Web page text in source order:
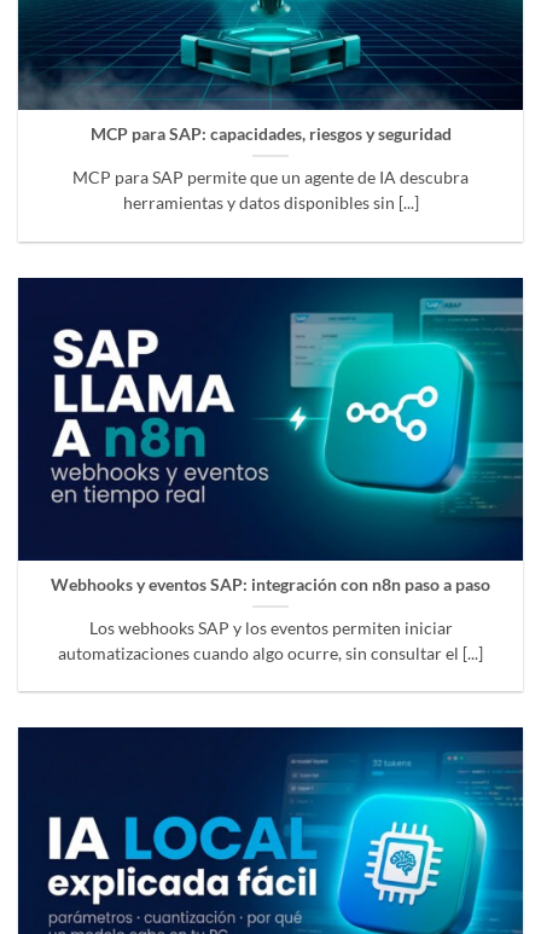
MCP para SAP: capacidades, riesgos y seguridad
MCP para SAP permite que un agente de IA descubra
herramientas y datos disponibles sin [...]
Webhooks y eventos SAP: integración con n8n paso a paso
Los webhooks SAP y los eventos permiten iniciar
automatizaciones cuando algo ocurre, sin consultar el [...]